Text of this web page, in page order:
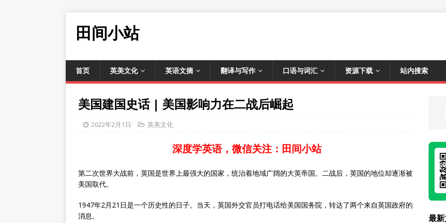
田间小站
首页 英美文化 英语文摘 翻译与写作 口语与词汇 资源下载 站内搜索
美国建国史话 | 美国影响力在二战后崛起
2022年2月1日 英美文化
深度学英语，微信关注：田间小站
第二次世界大战前，英国是世界上最强大的国家，统治着地域广阔的大英帝国。二战后，英国的地位却逐渐被
美国取代。
1947年2月21日是一个历史性的日子。当天，英国外交官员打电话给美国国务院，转达了两个来自英国政府的
消息。
最